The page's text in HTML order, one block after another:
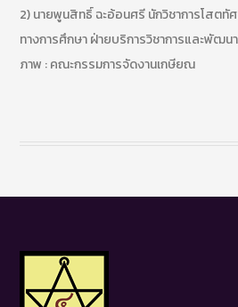
2) นายพูนสิทธิ์ ฉะอ้อนศรี นักวิชาการโสตทั
ทางการศึกษา ฝ่ายบริการวิชาการและพัฒน
ภาพ : คณะกรรมการจัดงานเกษียณ